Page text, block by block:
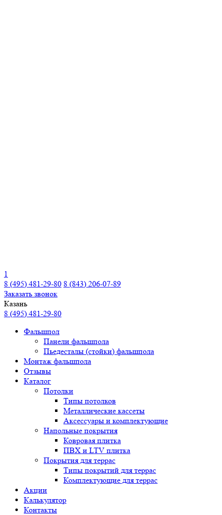
1
8 (495) 481-29-80 8 (843) 206-07-89
Заказать звонок
Казань
8 (495) 481-29-80
Фальшпол
Панели фальшпола
Пьедесталы (стойки) фальшпола
Монтаж фальшпола
Отзывы
Каталог
Потолки
Типы потолков
Металлические кассеты
Аксессуары и комплектующие
Напольные покрытия
Ковровая плитка
ПВХ и LTV плитка
Покрытия для террас
Типы покрытий для террас
Комплектующие для террас
Акции
Калькулятор
Контакты